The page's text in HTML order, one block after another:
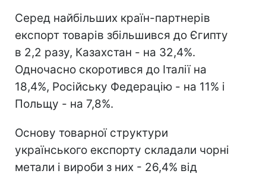
Серед найбільших країн-партнерів
експорт товарів збільшився до Єгипту
в 2,2 разу, Казахстан - на 32,4%.
Одночасно скоротився до Італії на
18,4%, Російську Федерацію - на 11% і
Польщу - на 7,8%.
Основу товарної структури
українського експорту складали чорні
метали і вироби з них - 26,4% від